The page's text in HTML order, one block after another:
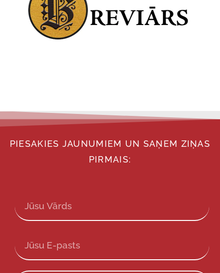
PIESAKIES JAUNUMIEM UN SAŅEM ZIŅAS
PIRMAIS: